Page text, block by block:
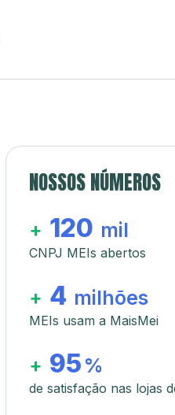
NOSSOS NÚMEROS
+ 120 mil
CNPJ MEIs abertos
+ 4 milhões
MEIs usam a MaisMei
+ 95 %
de satisfação nas lojas